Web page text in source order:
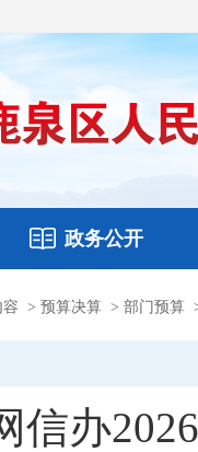
图片新闻
政务公开
财政预决算
> 预算决算 > 部门预算
信办